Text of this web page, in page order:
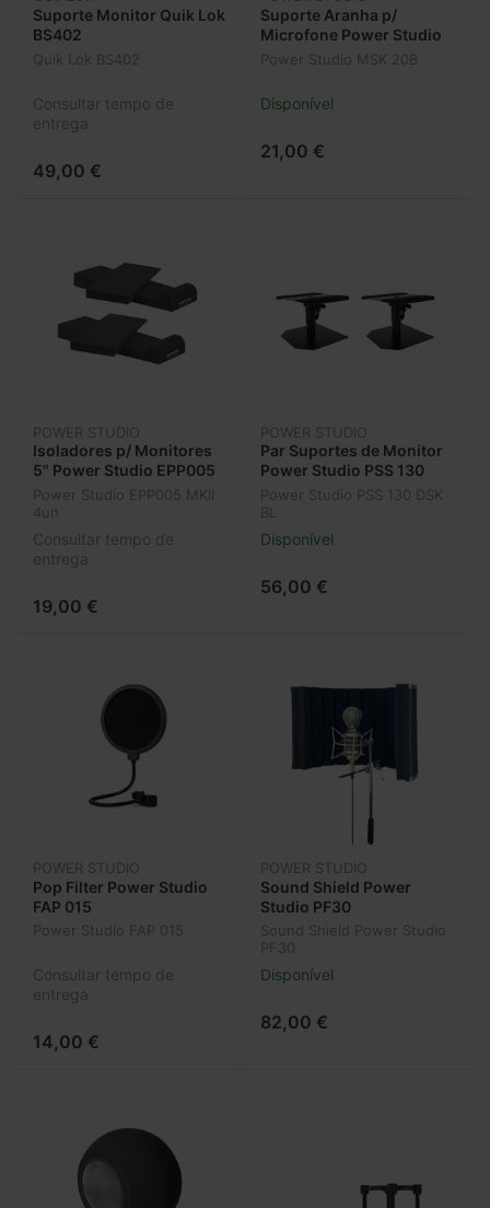
Suporte Monitor Quik Lok
BS402
Quik Lok BS402
Consultar tempo de
entrega
49,00 €
Suporte Aranha p/
Microfone Power Studio
MSK 20B
Power Studio MSK 20B
Disponível
21,00 €
POWER STUDIO
Isoladores p/ Monitores
5" Power Studio EPP005
MKII 4un
Power Studio EPP005 MKII
4un
Consultar tempo de
entrega
19,00 €
POWER STUDIO
Par Suportes de Monitor
Power Studio PSS 130
DSK BL
Power Studio PSS 130 DSK
BL
Disponível
56,00 €
POWER STUDIO
Pop Filter Power Studio
FAP 015
Power Studio FAP 015
Consultar tempo de
entrega
14,00 €
POWER STUDIO
Sound Shield Power
Studio PF30
Sound Shield Power Studio
PF30
Disponível
82,00 €